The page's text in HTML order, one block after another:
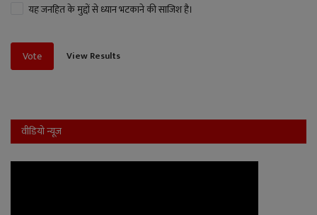
यह जनहित के मुद्दों से ध्यान भटकाने की साजिश है।
Vote View Results
वीडियो न्यूज